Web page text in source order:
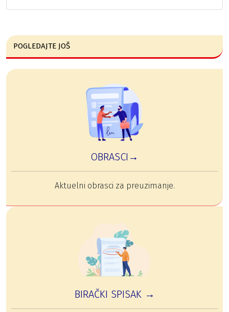
POGLEDAJTE JOŠ
OBRASCI→
Aktuelni obrasci za preuzimanje.
BIRAČKI SPISAK →